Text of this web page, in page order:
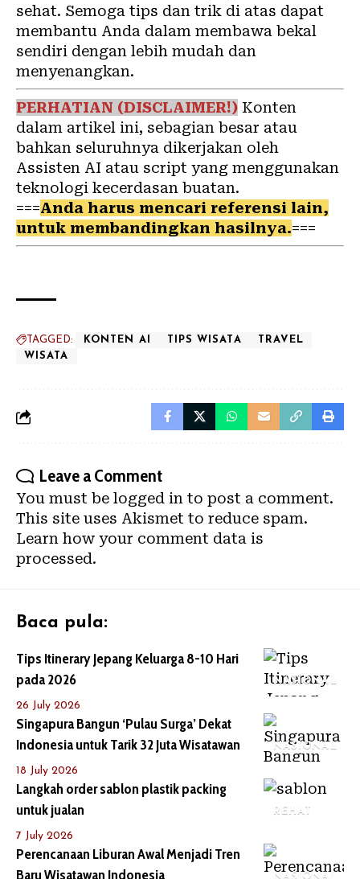
sehat. Semoga tips dan trik di atas dapat
membantu Anda dalam membawa bekal
sendiri dengan lebih mudah dan
menyenangkan.
PERHATIAN (DISCLAIMER!) Konten
dalam artikel ini, sebagian besar atau
bahkan seluruhnya dikerjakan oleh
Assisten AI atau script yang menggunakan
teknologi kecerdasan buatan.
===Anda harus mencari referensi lain,
untuk membandingkan hasilnya.===
TAGGED: KONTEN AI TIPS WISATA
TRAVEL
WISATA
Leave a Comment
You must be logged in to post a comment.
This site uses Akismet to reduce spam.
Learn how your comment data is
processed.
Baca pula:
NASIONAL
Tips Itinerary Jepang Keluarga 8-10 Hari
pada 2026
26 July 2026
NASIONAL
Singapura Bangun ‘Pulau Surga’ Dekat
Indonesia untuk Tarik 32 Juta Wisatawan
18 July 2026
REHAT
Langkah order sablon plastik packing
untuk jualan
7 July 2026
NASIONAL
Perencanaan Liburan Awal Menjadi Tren
Baru Wisatawan Indonesia